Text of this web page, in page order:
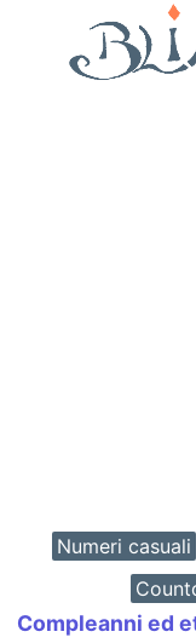
Numeri casuali
Compleanni ed